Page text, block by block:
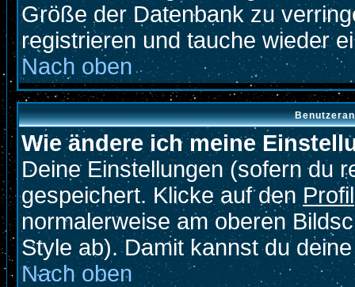
Größe der Datenbank zu
registrieren und tauche wieder
Nach oben
Wie ändere ich meine
Deine Einstellungen (sofern du
gespeichert. Klicke auf den Profil
normalerweise am oberen
Style ab). Damit kannst du
Nach oben